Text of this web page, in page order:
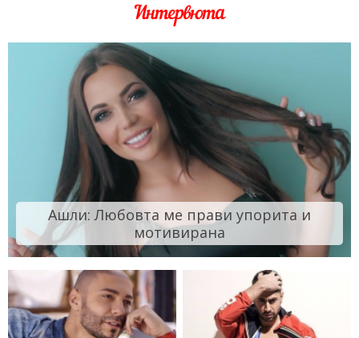
Интервюта
Ашли: Любовта ме прави упорита и
мотивирана